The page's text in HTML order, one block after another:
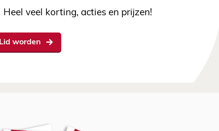
Heel veel korting, acties en prijzen!
Lid worden